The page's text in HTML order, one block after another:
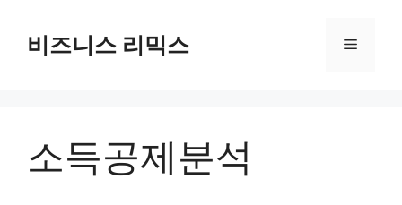
비즈니스 리믹스 메
소득공제분석